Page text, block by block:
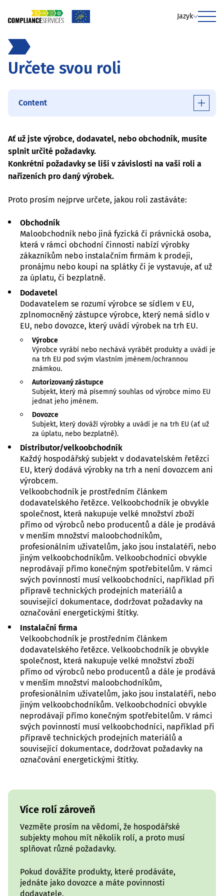
Jazyk
Menu
Určete svou roli
Content
Ať už jste výrobce, dodavatel, nebo obchodník, musíte
splnit určité požadavky.
Konkrétní požadavky se liší v závislosti na vaší roli a
nařízeních pro daný výrobek.
Proto prosím nejprve určete, jakou roli zastáváte:
Obchodník
Maloobchodník nebo jiná fyzická či právnická osoba,
která v rámci obchodní činnosti nabízí výrobky
zákazníkům nebo instalačním firmám k prodeji,
pronájmu nebo koupi na splátky či je vystavuje, ať už
za úplatu, či bezplatně.
Dodavetel
Dodavatelem se rozumí výrobce se sídlem v EU,
zplnomocněný zástupce výrobce, který nemá sídlo v
EU, nebo dovozce, který uvádí výrobek na trh EU.
Výrobce
Výrobce vyrábí nebo nechává vyrábět produkty a uvádí je
na trh EU pod svým vlastním jménem/ochrannou
známkou.
Autorizovaný zástupce
Subjekt, který má písemný souhlas od výrobce mimo EU
jednat jeho jménem.
Dovozce
Subjekt, který dováží výrobky a uvádí je na trh EU (ať už
za úplatu, nebo bezplatně).
Distributor/velkoobchodník
Každý hospodářský subjekt v dodavatelském řetězci
EU, který dodává výrobky na trh a není dovozcem ani
výrobcem.
Velkoobchodník je prostředním článkem
dodavatelského řetězce. Velkoobchodník je obvykle
společnost, která nakupuje velké množství zboží
přímo od výrobců nebo producentů a dále je prodává
v menším množství maloobchodníkům,
profesionálním uživatelům, jako jsou instalatéři, nebo
jiným velkoobchodníkům. Velkoobchodníci obvykle
neprodávají přímo konečným spotřebitelům. V rámci
svých povinností musí velkoobchodníci, například při
přípravě technických prodejních materiálů a
související dokumentace, dodržovat požadavky na
označování energetickými štítky.
Instalační firma
Velkoobchodník je prostředním článkem
dodavatelského řetězce. Velkoobchodník je obvykle
společnost, která nakupuje velké množství zboží
přímo od výrobců nebo producentů a dále je prodává
v menším množství maloobchodníkům,
profesionálním uživatelům, jako jsou instalatéři, nebo
jiným velkoobchodníkům. Velkoobchodníci obvykle
neprodávají přímo konečným spotřebitelům. V rámci
svých povinností musí velkoobchodníci, například při
přípravě technických prodejních materiálů a
související dokumentace, dodržovat požadavky na
označování energetickými štítky.
Více rolí zároveň
Vezměte prosím na vědomí, že hospodářské
subjekty mohou mít několik rolí, a proto musí
splňovat různé požadavky.
Pokud dovážíte produkty, které prodáváte,
jednáte jako dovozce a máte povinnosti
dodavatele.